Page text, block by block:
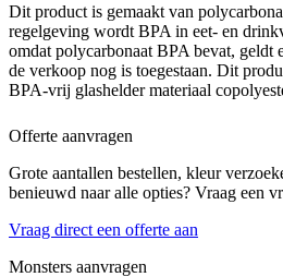
Dit product is gemaakt van
regelgeving wordt BPA in eet- en
omdat polycarbonaat BPA bevat, geldt
de verkoop nog is toegestaan. Dit
BPA-vrij glashelder materiaal
Offerte aanvragen
Grote aantallen bestellen, kleur
benieuwd naar alle opties? Vraag een
Vraag direct een offerte aan
Monsters aanvragen